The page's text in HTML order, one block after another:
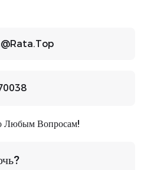
Любым Вопросам!